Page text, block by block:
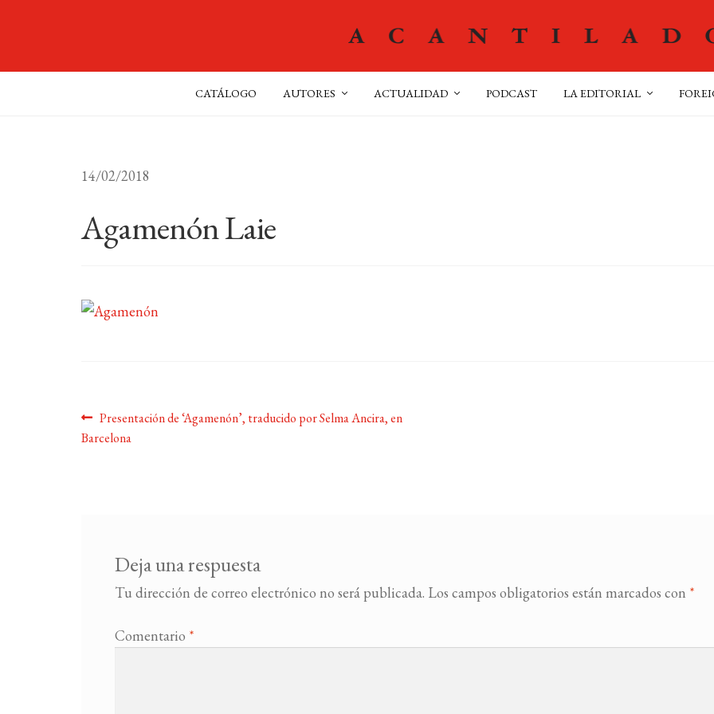
CATÁLOGO AUTORES ACTUALIDAD PODCAST LA EDITORIAL
14/02/2018
Agamenón Laie
Navegación
de
Anterior:
Presentación de ‘Agamenón’, traducido por Selma Ancira, en
Barcelona
Deja una respuesta
Tu dirección de correo electrónico no será publicada. Los campos obligatorios están marcados con *
Comentario *